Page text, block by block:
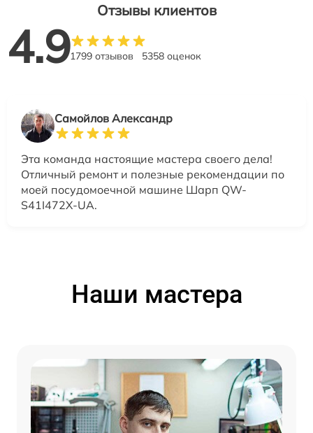
Отзывы клиентов
4.91799 отзывов 5358 оценок
Самойлов Александр
Эта команда настоящие мастера своего дела!
Отличный ремонт и полезные рекомендации по
моей посудомоечной машине Шарп QW-
S41I472X-UA.
Наши мастера